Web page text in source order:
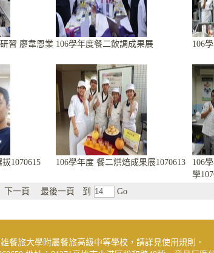
習 廖韋恩業 106學年度餐二飲調成果展 106
1070615 106學年度 餐二烘焙成果展1070613
106
學
下一頁 最後一頁 到 Go
餐旅大學附屬餐旅高級中等學校，請詳見使用規則。